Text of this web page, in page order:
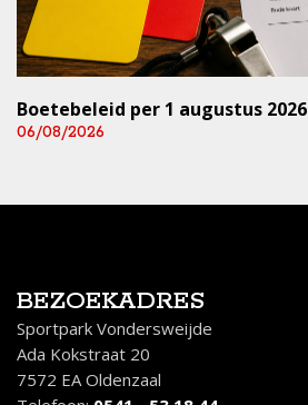
Boetebeleid per 1 augustus 2026
06/08/2026
BEZOEKADRES
Sportpark Vondersweijde
Ada Kokstraat 20
7572 EA Oldenzaal